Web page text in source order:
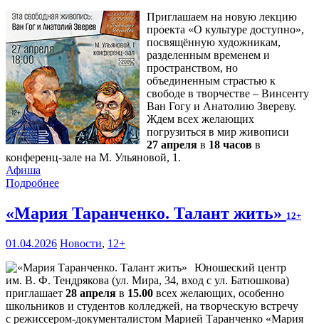
Приглашаем на новую лекцию
проекта «О культуре доступно»,
посвящённую художникам,
разделенным временем и
пространством, но
объединенным страстью к
свободе в творчестве – Винсенту
Ван Гогу и Анатолию Звереву.
Ждем всех желающих
погрузиться в мир живописи
27 апреля в 18 часов в
конференц-зале на М. Ульяновой, 1.
Афиша
Подробнее
«Мария Таранченко. Талант жить» 12+
01.04.2026 Новости, 12+
Юношеский центр
им. В. Ф. Тендрякова (ул. Мира, 34, вход с ул. Батюшкова)
приглашает 28 апреля в 15.00 всех желающих, особенно
школьников и студентов колледжей, на творческую встречу
с режиссером-документалистом Марией Таранченко «Мария